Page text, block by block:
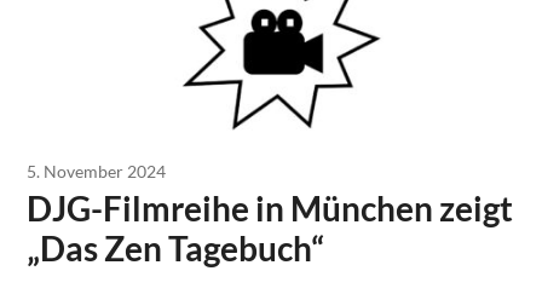
5. November 2024
DJG-Filmreihe in München zeigt
„Das Zen Tagebuch“